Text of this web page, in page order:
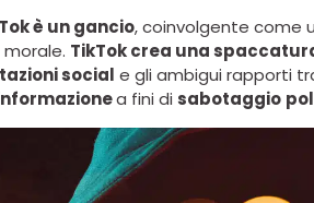
è un gancio, coinvolgente come
TikTok crea una
social e gli ambigui rapporti
a fini di sabotaggio